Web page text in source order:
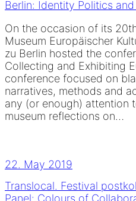
On the occasion of its
Museum Europäischer
zu Berlin hosted the
Collecting and Exhibiting
conference focused on
narratives, methods and
any (or enough) attention
museum reflections on…
22. May 2019
Translocal. Festival
Panel: Colours of